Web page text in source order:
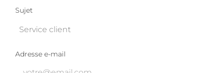
Sujet
Adresse e-mail